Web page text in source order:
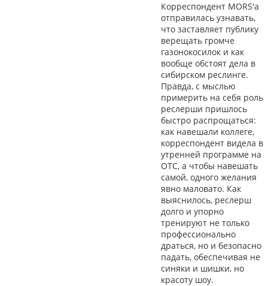
Корреспондент MORS'а
отправилась узнавать,
что заставляет публику
верещать громче
газонокосилок и как
вообще обстоят дела в
сибирском реслинге.
Правда, с мыслью
примерить на себя роль
реслерши пришлось
быстро распрощаться:
как навешали коллеге,
корреспондент видела в
утренней программе на
ОТС, а чтобы навешать
самой, одного желания
явно маловато. Как
выяснилось, реслерш
долго и упорно
тренируют не только
профессионально
драться, но и безопасно
падать, обеспечивая не
синяки и шишки, но
красоту шоу.